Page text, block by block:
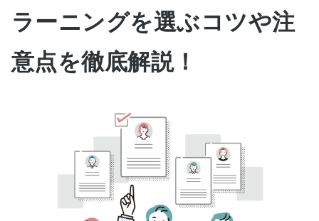
ラーニングを選ぶコツや注
意点を徹底解説！